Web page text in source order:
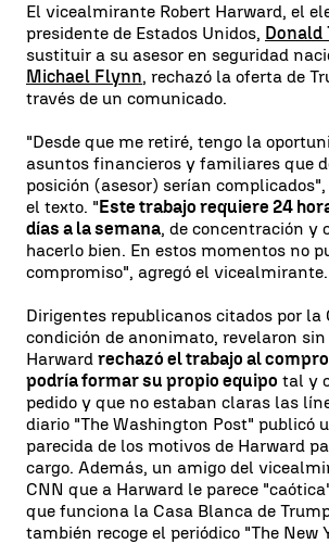
El vicealmirante Robert Harward, el
presidente de Estados Unidos, Donald
sustituir a su asesor en seguridad
Michael Flynn, rechazó la oferta de
través de un comunicado.
"Desde que me retiré, tengo la
asuntos financieros y familiares que
posición (asesor) serían
el texto. "Este trabajo requiere 24
días a la semana, de concentración y
hacerlo bien. En estos momentos no
compromiso", agregó el vicealmirante.
Dirigentes republicanos citados por la
condición de anonimato, revelaron
Harward rechazó el trabajo al
podría formar su propio equipo tal y
pedido y que no estaban claras las
diario "The Washington Post" publicó
parecida de los motivos de Harward
cargo. Además, un amigo del
CNN que a Harward le parece
que funciona la Casa Blanca de
también recoge el periódico "The New